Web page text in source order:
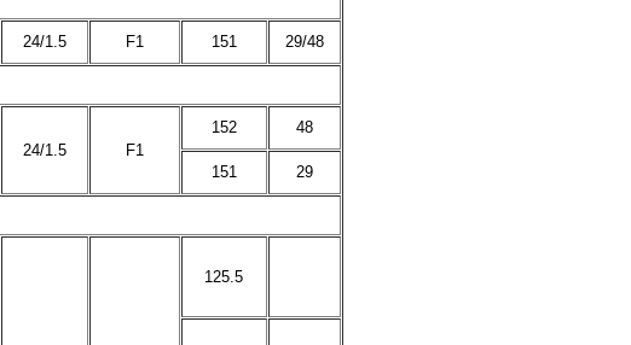
24/1.5 F1 151 29/48
24/1.5 F1
152 48
151 29
125.5